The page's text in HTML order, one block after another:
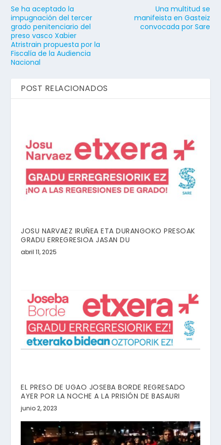
Se ha aceptado la
impugnación del tercer
grado penitenciario del
preso vasco Xabier
Atristrain propuesta por la
Fiscalía de la Audiencia
Nacional
Una multitud se
manifeista en Gasteiz
convocada por Sare
POST RELACIONADOS
JOSU NARVAEZ IRUÑEA ETA DURANGOKO PRESOAK
GRADU ERREGRESIOA JASAN DU
abril 11, 2025
EL PRESO DE UGAO JOSEBA BORDE REGRESADO
AYER POR LA NOCHE A LA PRISIÓN DE BASAURI
junio 2, 2023